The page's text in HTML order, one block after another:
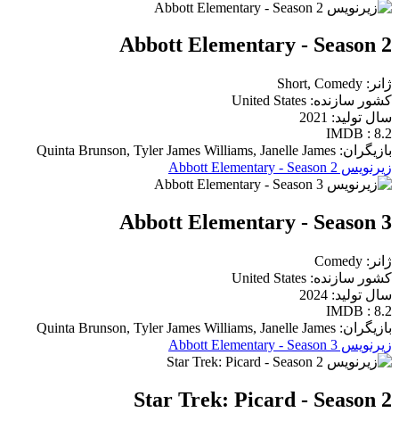
Abbott Elementary - Season 2
ژانر: Short, Comedy
کشور سازنده: United States
سال تولید: 2021
IMDB : 8.2
بازیگران: Quinta Brunson, Tyler James Williams, Janelle James
زیرنویس Abbott Elementary - Season 2
Abbott Elementary - Season 3
ژانر: Comedy
کشور سازنده: United States
سال تولید: 2024
IMDB : 8.2
بازیگران: Quinta Brunson, Tyler James Williams, Janelle James
زیرنویس Abbott Elementary - Season 3
Star Trek: Picard - Season 2